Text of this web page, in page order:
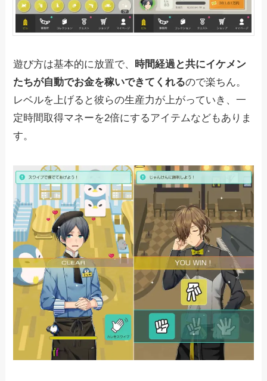
遊び方は基本的に放置で、
時間経過と共にイケメン
たちが自動でお金を稼いできてくれるので楽ちん。
レベルを上げると彼らの生産力が上がっていき、一
定時間取得マネーを2倍にするアイテムなどもありま
す。